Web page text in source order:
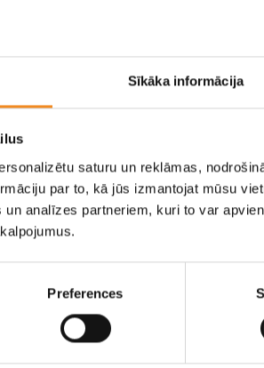
Sīkāka informācija
saturu un reklāmas,
par to, kā jūs izmantojat mūsu
analīzes partneriem, kuri to var
Preferences
панель Seamless Horizon и плавные